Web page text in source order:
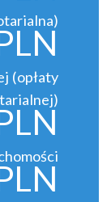
(opłaty